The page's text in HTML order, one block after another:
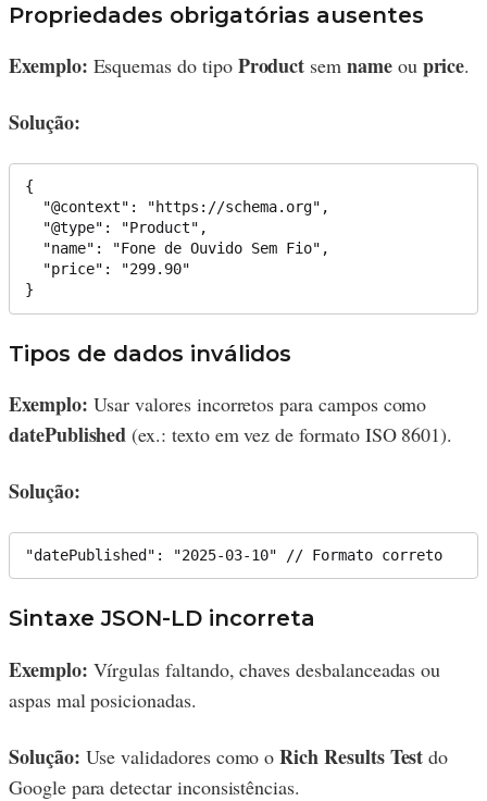
Propriedades obrigatórias ausentes
Exemplo: Esquemas do tipo Product sem nameou price.
Solução:
{
Tipos de dados inválidos
Exemplo: Usar valores incorretos para campos como
datePublished (ex.: texto em vez de formato ISO 8601).
Solução:
Sintaxe JSON-LD incorreta
Exemplo: Vírgulas faltando, chaves desbalanceadas ou
aspas mal posicionadas.
Solução: Use validadores como oRich Results Test do
Google para detectar inconsistências.